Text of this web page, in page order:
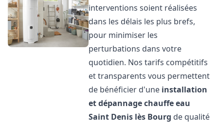
interventions soient réalisées
dans les délais les plus brefs,
pour minimiser les
perturbations dans votre
quotidien. Nos tarifs compétitifs
et transparents vous permettent
de bénéficier d'une installation
et dépannage chauffe eau
Saint Denis lès Bourg de qualité